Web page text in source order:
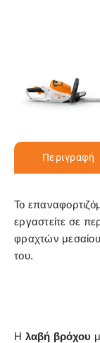
Περιγραφή
Το
εργαστείτε σε
φραχτών μεσαίου
του.
Η λαβή βρόχου